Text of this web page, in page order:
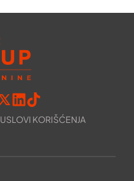
USLOVI KORIŠĆENJA